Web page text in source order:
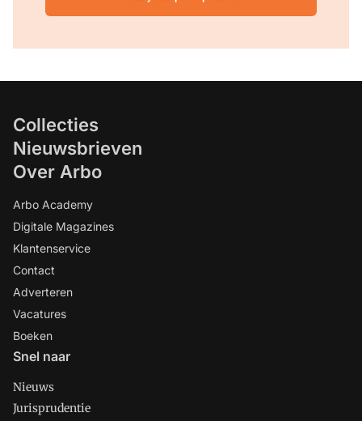
Collecties
Nieuwsbrieven
Over Arbo
Arbo Academy
Digitale Magazines
Klantenservice
Contact
Adverteren
Vacatures
Boeken
Snel naar
Nieuws
Jurisprudentie